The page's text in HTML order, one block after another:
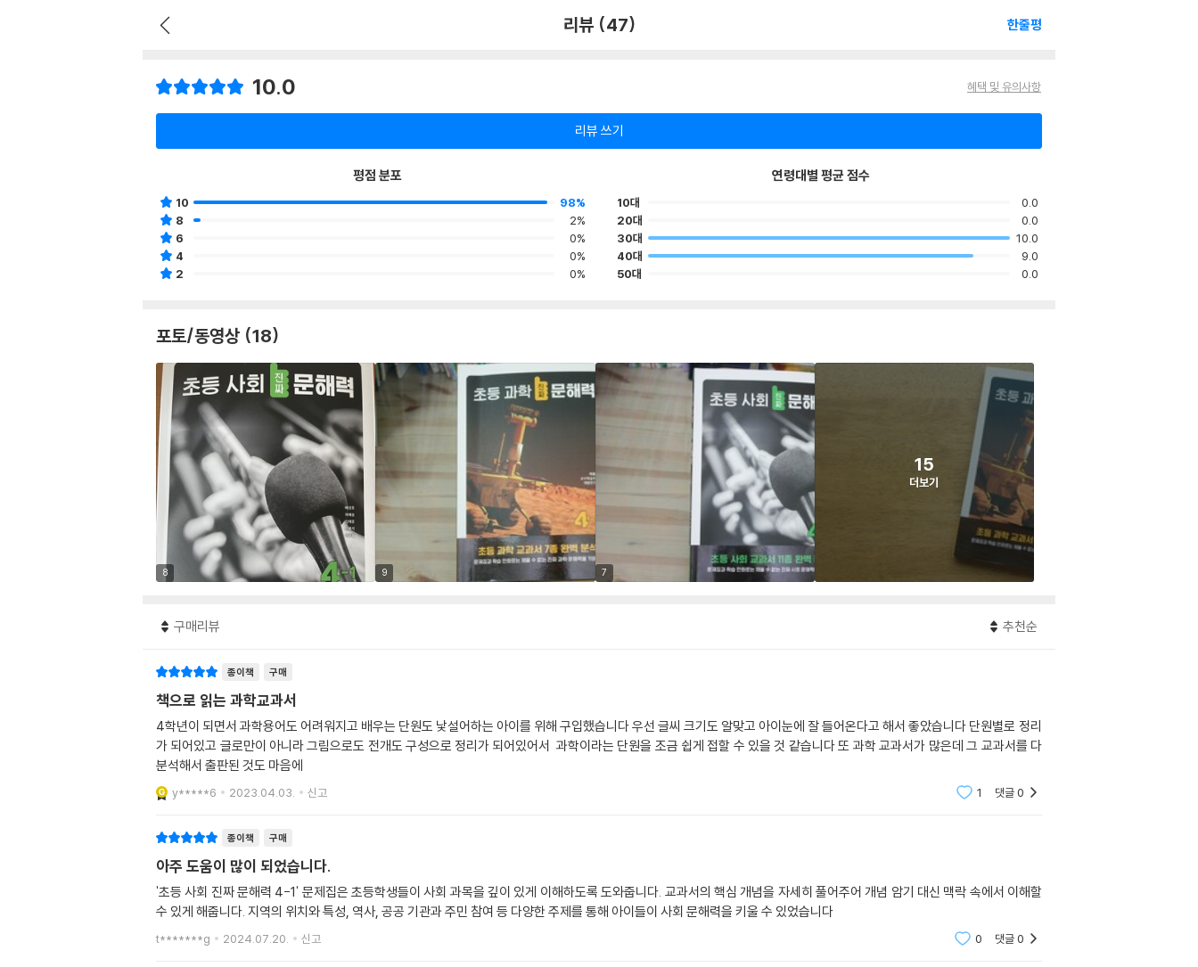
리뷰 (47) 한줄평
10.0 혜택 및 유의사항
리뷰 쓰기
평점 분포
10
98%
8
2%
6
0%
4
0%
2
0%
연령대별 평균 점수
10대
0.0
20대
0.0
30대
10.0
40대
9.0
50대
0.0
포토/동영상 (18)
8 9 7
15
더보기
구매리뷰 추천순
종이책 구매
책으로 읽는 과학교과서
4학년이 되면서 과학용어도 어려워지고 배우는 단원도 낯설어하는 아이를 위해 구입했습니다 우선 글씨 크기도 알맞고 아이눈에 잘 들어온다고 해서 좋았습니다 단원별로 정리
가 되어있고 글로만이 아니라 그림으로도 전개도 구성으로 정리가 되어있어서 과학이라는 단원을 조금 쉽게 접할 수 있을 것 같습니다 또 과학 교과서가 많은데 그 교과서를 다
분석해서 출판된 것도 마음에
y*****6 2023.04.03. 신고 1 댓글0
종이책 구매
아주 도움이 많이 되었습니다.
'초등 사회 진짜 문해력 4-1' 문제집은 초등학생들이 사회 과목을 깊이 있게 이해하도록 도와줍니다. 교과서의 핵심 개념을 자세히 풀어주어 개념 암기 대신 맥락 속에서 이해할
수 있게 해줍니다. 지역의 위치와 특성, 역사, 공공 기관과 주민 참여 등 다양한 주제를 통해 아이들이 사회 문해력을 키울 수 있었습니다
t*******g 2024.07.20. 신고 0 댓글0